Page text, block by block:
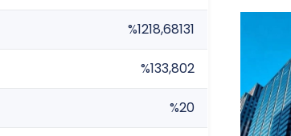
%1218,68131
%133,802
%20